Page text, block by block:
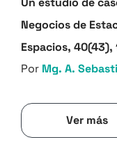
Negocios de
Espacios, 40(43),
Por Mg. A.
Ver más